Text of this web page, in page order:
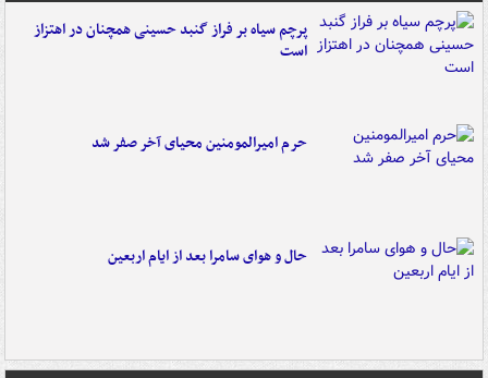
پرچم سیاه بر فراز گنبد حسینی همچنان در اهتزاز
است
حرم امیرالمومنین محیای آخر صفر شد
حال و هوای سامرا بعد از ایام اربعین